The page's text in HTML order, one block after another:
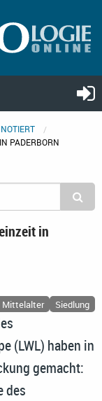
PADERBORN
in
Mittelalter Siedlung
(LWL) haben in
gemacht:
des